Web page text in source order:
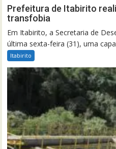
Prefeitura de Itabirito
transfobia
Em Itabirito, a Secretaria de
última sexta-feira (31), uma
Itabirito